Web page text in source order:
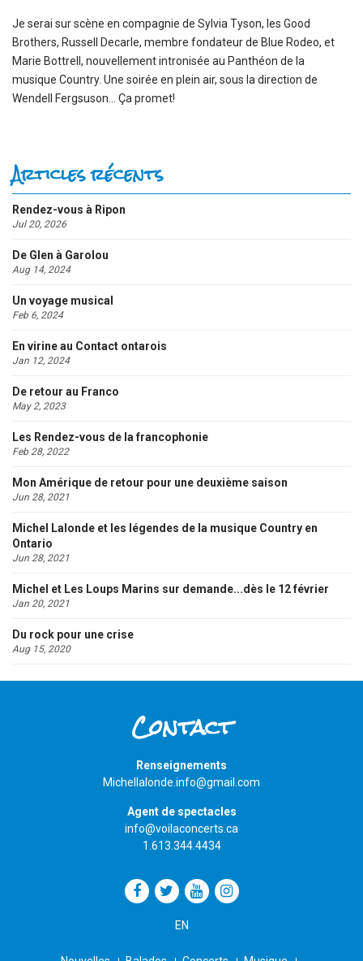
Je serai sur scène en compagnie de Sylvia Tyson, les Good
Brothers, Russell Decarle, membre fondateur de Blue Rodeo, et
Marie Bottrell, nouvellement intronisée au Panthéon de la
musique Country. Une soirée en plein air, sous la direction de
Wendell Fergsuson... Ça promet!
Articles récents
Rendez-vous à Ripon
Jul 20, 2026
De Glen à Garolou
Aug 14, 2024
Un voyage musical
Feb 6, 2024
En virine au Contact ontarois
Jan 12, 2024
De retour au Franco
May 2, 2023
Les Rendez-vous de la francophonie
Feb 28, 2022
Mon Amérique de retour pour une deuxième saison
Jun 28, 2021
Michel Lalonde et les légendes de la musique Country en
Ontario
Jun 28, 2021
Michel et Les Loups Marins sur demande...dès le 12 février
Jan 20, 2021
Du rock pour une crise
Aug 15, 2020
Contact
Renseignements
Michellalonde.info@gmail.com
Agent de spectacles
info@voilaconcerts.ca
1.613.344.4434
EN